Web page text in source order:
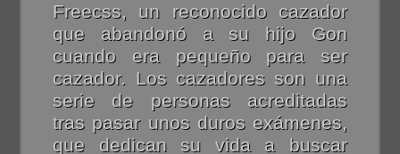
Freecss, un reconocido cazador
que abandonó a su hijo Gon
cuando era pequeño para ser
cazador. Los cazadores son una
serie de personas acreditadas
tras pasar unos duros exámenes,
que dedican su vida a buscar